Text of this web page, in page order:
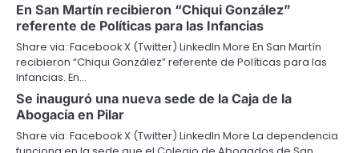
En San Martín recibieron “Chiqui González”
referente de Políticas para las Infancias
Share via: Facebook X (Twitter) LinkedIn More En San Martín
recibieron “Chiqui González” referente de Políticas para las
Infancias. En…
Se inauguró una nueva sede de la Caja de la
Abogacía en Pilar
Share via: Facebook X (Twitter) LinkedIn More La dependencia